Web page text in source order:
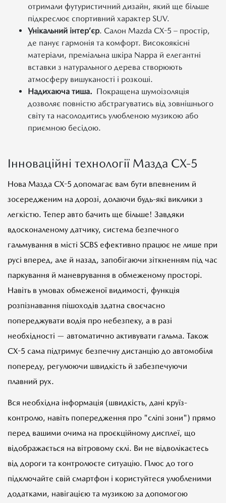
отримали футуристичний дизайн, який ще більше
підкреслює спортивний характер SUV.
Унікальний інтер’єр. Салон Mazda CX-5 – простір,
де панує гармонія та комфорт. Високоякісні
матеріали, преміальна шкіра Nappa й елегантні
вставки з натурального дерева створюють
атмосферу вишуканості і розкоші.
Надихаюча тиша. Покращена шумоізоляція
дозволяє повністю абстрагуватись від зовнішнього
світу та насолодитись улюбленою музикою або
приємною бесідою.
Інноваційні технології Мазда СХ-5
Нова Мазда CX-5 допомагає вам бути впевненим й
зосередженим на дорозі, долаючи будь-які виклики з
легкістю. Тепер авто бачить ще більше! Завдяки
вдосконаленому датчику, система безпечного
гальмування в місті SCBS ефективно працює не лише при
русі вперед, але й назад, запобігаючи зіткненням під час
паркування й маневрування в обмеженому просторі.
Навіть в умовах обмеженої видимості, функція
розпізнавання пішоходів здатна своєчасно
попереджувати водія про небезпеку, а в разі
необхідності — автоматично активувати гальма. Також
CX-5 сама підтримує безпечну дистанцію до автомобіля
попереду, регулюючи швидкість й забезпечуючи
плавний рух.
Вся необхідна інформація (швидкість, дані круїз-
контролю, навіть попередження про "сліпі зони") прямо
перед вашими очима на проєкційному дисплеї, що
відображається на вітровому склі. Ви не відволікаєтесь
від дороги та контролюєте ситуацію. Плюс до того
підключайте свій смартфон і користуйтеся улюбленими
додатками, навігацією та музикою за допомогою